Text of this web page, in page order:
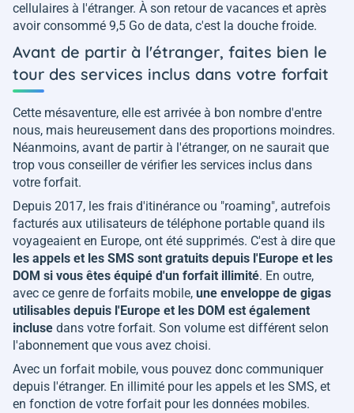
cellulaires à l'étranger. À son retour de vacances et après
avoir consommé 9,5 Go de data, c'est la douche froide.
Avant de partir à l'étranger, faites bien le
tour des services inclus dans votre forfait
Cette mésaventure, elle est arrivée à bon nombre d'entre
nous, mais heureusement dans des proportions moindres.
Néanmoins, avant de partir à l'étranger, on ne saurait que
trop vous conseiller de vérifier les services inclus dans
votre forfait.
Depuis 2017, les frais d'itinérance ou "roaming", autrefois
facturés aux utilisateurs de téléphone portable quand ils
voyageaient en Europe, ont été supprimés. C'est à dire que
les appels et les SMS sont gratuits depuis l'Europe et les
DOM si vous êtes équipé d'un forfait illimité. En outre,
avec ce genre de forfaits mobile, une enveloppe de gigas
utilisables depuis l'Europe et les DOM est également
incluse dans votre forfait. Son volume est différent selon
l'abonnement que vous avez choisi.
Avec un forfait mobile, vous pouvez donc communiquer
depuis l'étranger. En illimité pour les appels et les SMS, et
en fonction de votre forfait pour les données mobiles.